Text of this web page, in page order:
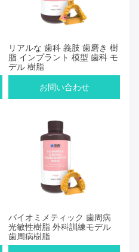
リアルな 歯科 義肢 歯磨き 樹
脂 インプラント 模型 歯科 モ
デル 樹脂
お問い合わせ
バイオミメティック 歯周病
光敏性樹脂 外科訓練モデル
歯周病樹脂